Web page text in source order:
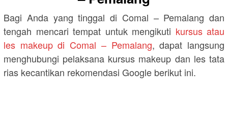
Bagi Anda yang tinggal di Comal – Pemalang dan
tengah mencari tempat untuk mengikuti kursus atau
les makeup di Comal – Pemalang, dapat langsung
menghubungi pelaksana kursus makeup dan les tata
rias kecantikan rekomendasi Google berikut ini.